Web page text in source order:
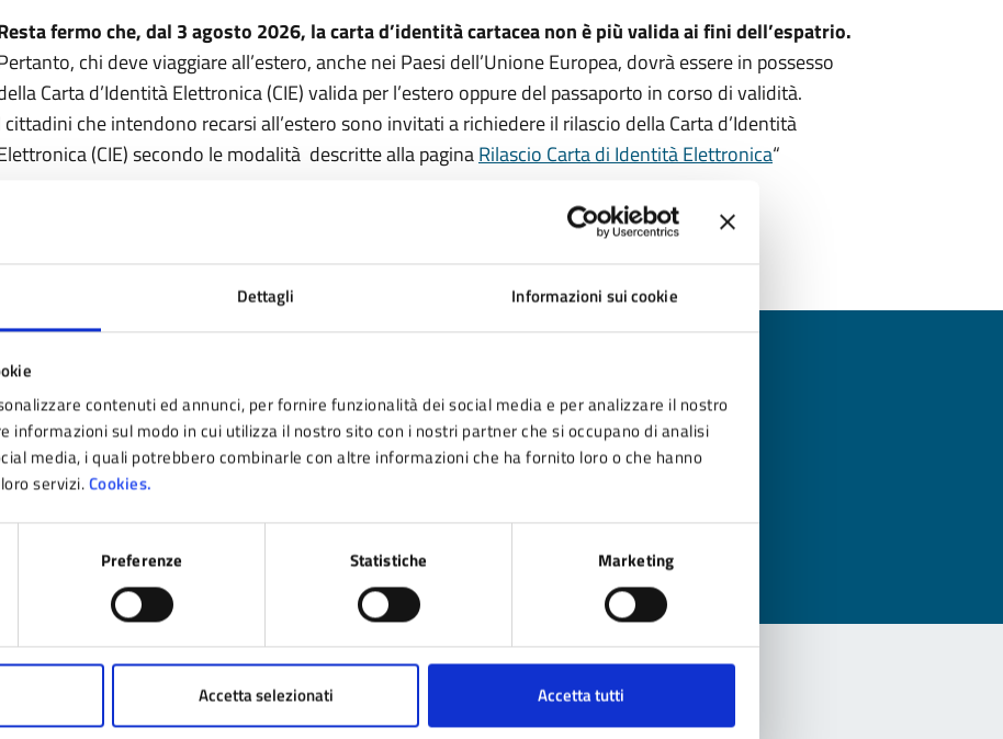
Dettagli Informazioni sui cookie
contenuti ed annunci, per fornire funzionalità dei social media e per analizzare il nostro
informazioni sul modo in cui utilizza il nostro sito con i nostri partner che si occupano di analisi
media, i quali potrebbero combinarle con altre informazioni che ha fornito loro o che hanno
servizi.Cookies.
Preferenze Statistiche Marketing
Accetta selezionati Accetta tutti
fermo che, dal 3 agosto 2026, la carta d’identità cartacea non è più valida ai fini dell’espatrio.
chi deve viaggiare all’estero, anche nei Paesi dell’Unione Europea, dovrà essere in possesso
Carta d’Identità Elettronica (CIE) valida per l’estero oppure del passaporto in corso di validità.
cittadini che intendono recarsi all’estero sono invitati a richiedere il rilascio della Carta d’Identità
(CIE) secondo le modalità descritte alla paginaRilascio Carta di Identità Elettronica“
sono chiare le informazioni su questa pagina?
da 1 a 5 stelle la pagina
Valuta 5 stelle su 5
Valuta 4 stelle su 5
Valuta 3 stelle su 5
Valuta 2 stelle su 5
1 stelle su 5
il comune